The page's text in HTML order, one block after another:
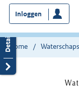
bent
nu
hier:
Inloggen
Home